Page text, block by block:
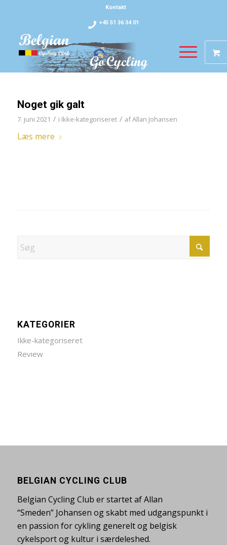
Kontakt
+45 51 36 34 01
Noget gik galt
7. juni 2021 / i Ikke-kategoriseret / afAllan Johansen
Læs mere
KATEGORIER
Ikke-kategoriseret
Review
BELGIAN CYCLING CLUB
Belgian Cycling Club er startet af Allan
“Smeden” Johansen og skabt med udgangspunkt i
en passion for cykling generelt og belgisk
cykelsport og kultur i særdeleshed.